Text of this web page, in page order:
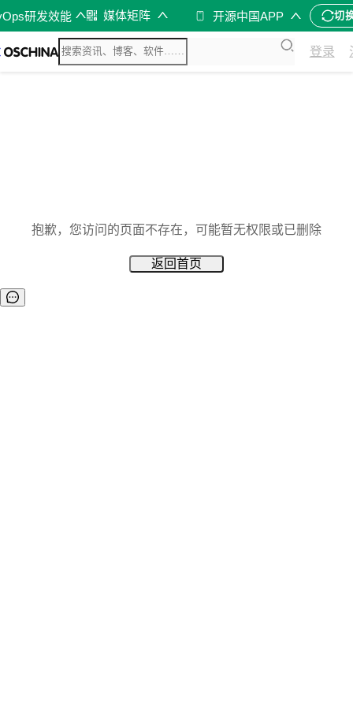
研发效能 媒体矩阵 开源中国APP 切
登录
抱歉，您访问的页面不存在，可能暂无权限或已删除
返回首页